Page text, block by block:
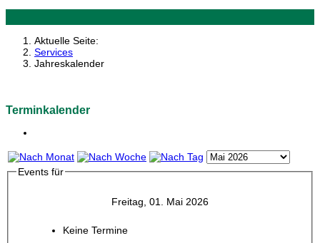
Aktuelle Seite:
Services
Jahreskalender
Terminkalender
Events für
Freitag, 01. Mai 2026
Keine Termine